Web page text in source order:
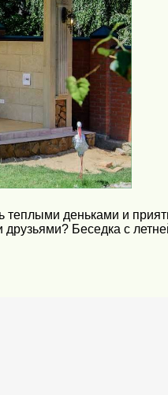
деньками и
Беседка с